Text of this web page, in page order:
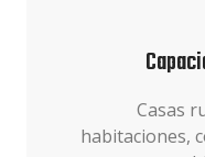
Casas
habitaciones,